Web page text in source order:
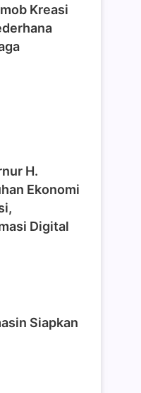
Kreasi
H.
Ekonomi
Digital
Siapkan